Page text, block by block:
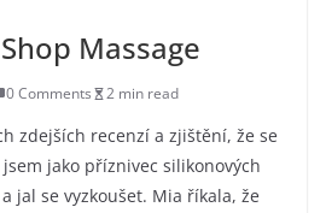
Massage
0 Comments 2 min read
zdejších recenzí a zjištění, že se
jako příznivec silikonových
jal se vyzkoušet. Mia říkala, že